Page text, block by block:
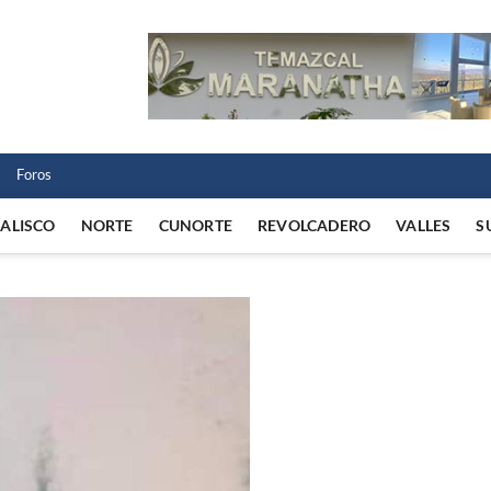
Foros
NORTE CUNORTE REVOLCADERO VALLES